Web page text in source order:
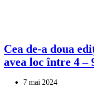
Cea de-a doua
avea loc între 4 –
7 mai 2024